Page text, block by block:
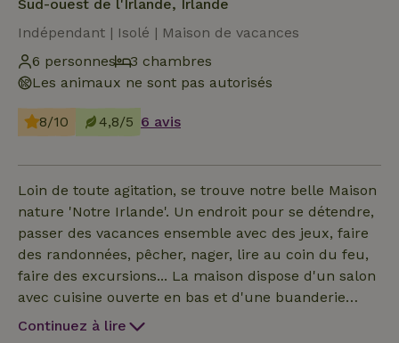
Sud-ouest de l'Irlande, Irlande
Indépendant | Isolé | Maison de vacances
6 personnes
3 chambres
Les animaux ne sont pas autorisés
8/10 4,8/5 6 avis
Loin de toute agitation, se trouve notre belle Maison
nature 'Notre Irlande'. Un endroit pour se détendre,
passer des vacances ensemble avec des jeux, faire
des randonnées, pêcher, nager, lire au coin du feu,
faire des excursions... La maison dispose d'un salon
avec cuisine ouverte en bas et d'une buanderie
attenante avec un WC et une salle d'eau simple
Continuez à lire